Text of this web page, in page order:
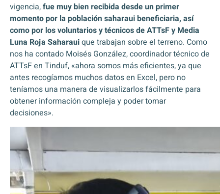
vigencia,fue muy bien recibida desde un primer
momento por la población saharaui beneficiaria, así
como por los voluntarios y técnicos de ATTsF y Media
Luna Roja Saharauique trabajan sobre el terreno. Como
nos ha contado Moisés González, coordinador técnico de
ATTsF en Tinduf, «ahora somos más eficientes, ya que
antes recogíamos muchos datos en Excel, pero no
teníamos una manera de visualizarlos fácilmente para
obtener información compleja y poder tomar
decisiones».